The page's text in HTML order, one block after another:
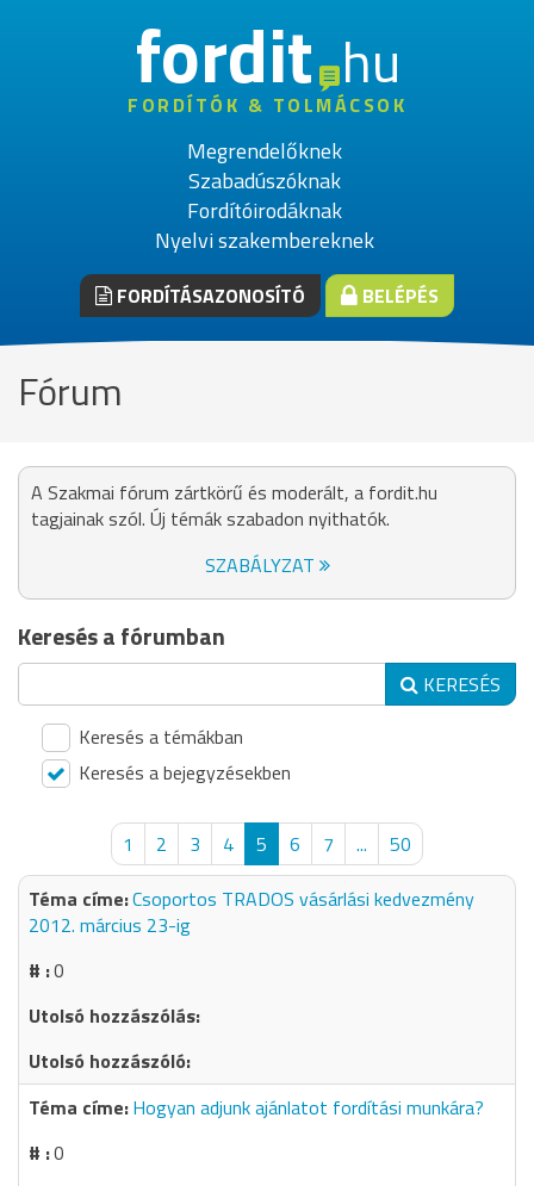
fordithu
FORDÍTÓK & TOLMÁCSOK
Megrendelőknek
Szabadúszóknak
Fordítóirodáknak
Nyelvi szakembereknek
FORDÍTÁSAZONOSÍTÓ BELÉPÉS
Fórum
A Szakmai fórum zártkörű és moderált, a fordit.hu
tagjainak szól. Új témák szabadon nyithatók.
SZABÁLYZAT
Keresés a fórumban
KERESÉS
Keresés a témákban
Keresés a bejegyzésekben
1 2 3 4 5 6 7 ...
50
Csoportos TRADOS vásárlási kedvezmény
2012. március 23-ig
0
Hogyan adjunk ajánlatot fordítási munkára?
0